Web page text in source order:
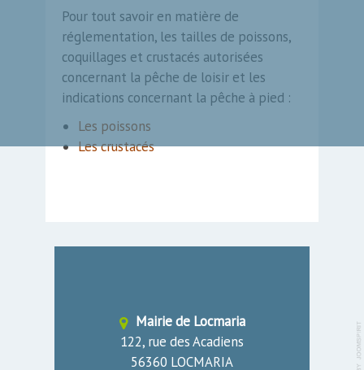
Pour tout savoir en matière de
réglementation, les tailles de poissons,
coquillages et crustacés autorisées
concernant la pêche de loisir et les
indications concernant la pêche à pied :
Les poissons
Les crustacés
Mairie de Locmaria
122, rue des Acadiens
56360 LOCMARIA